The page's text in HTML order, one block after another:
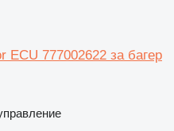
ECU 777002622 за багер